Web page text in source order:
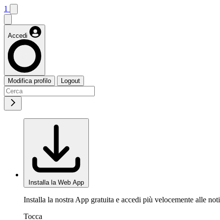
1
Accedi
Modifica profilo Logout
Installa la Web App
Installa la nostra App gratuita e accedi più velocemente alle
Tocca